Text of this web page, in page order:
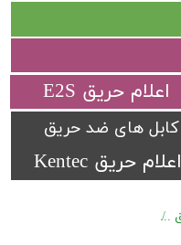
اعلام حریق Kentec
​اعلام حریق E2S
کابل های ضد حریق